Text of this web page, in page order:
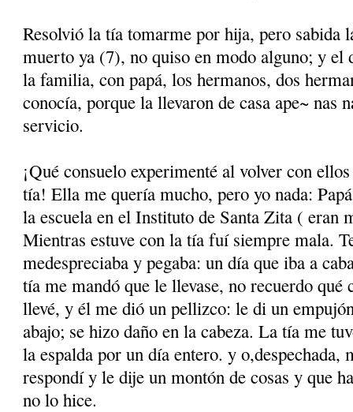
Resolvió la tía tomarme por hija, pero sabida
muerto ya (7), no quiso en modo alguno; y el
la familia, con papá, los hermanos, dos
conocía, porque la llevaron de casa ape~ nas
servicio.
¡Qué consuelo experimenté al volver con
tía! Ella me quería mucho, pero yo nada:
la escuela en el Instituto de Santa Zita ( eran
Mientras estuve con la tía fuí siempre mala.
medespreciaba y pegaba: un día que iba a
tía me mandó que le llevase, no recuerdo qué
llevé, y él me dió un pellizco: le di un
abajo; se hizo daño en la cabeza. La tía me
la espalda por un día entero. y o,despechada,
respondí y le dije un mon­tón de cosas y que
no lo hice.